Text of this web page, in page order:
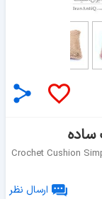
Crochet Cushion
ارسال نظر